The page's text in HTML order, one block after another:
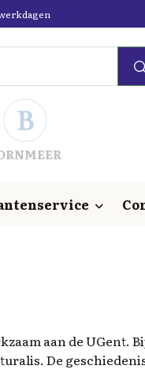
aan de UGent.
De